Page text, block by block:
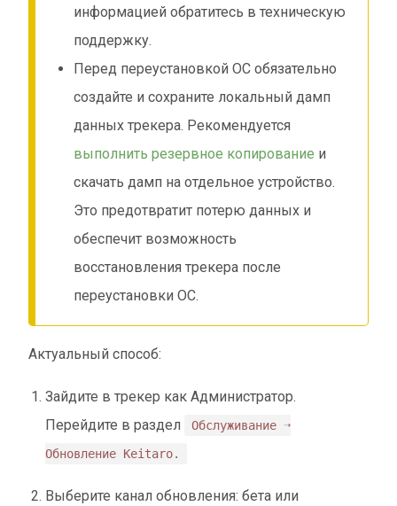
информацией обратитесь в техническую
поддержку.
Перед переустановкой ОС обязательно
создайте и сохраните локальный дамп
данных трекера. Рекомендуется
выполнить резервное копирование и
скачать дамп на отдельное устройство.
Это предотвратит потерю данных и
обеспечит возможность
восстановления трекера после
переустановки ОС.
Актуальный способ:
Зайдите в трекер как Администратор.
Перейдите в раздел
Обслуживание ➝
Обновление Keitaro.
Выберите канал обновления: бета или